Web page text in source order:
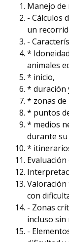
Manejo de
- Cálculos
un
-
*
animales
* inicio,
* duración
* zonas
* puntos
* medios
durante
*
con
- Zonas
incluso sin
-